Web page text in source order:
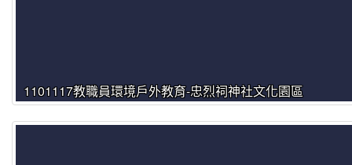
1101117教職員環境戶外教育-忠烈祠神社文化園區